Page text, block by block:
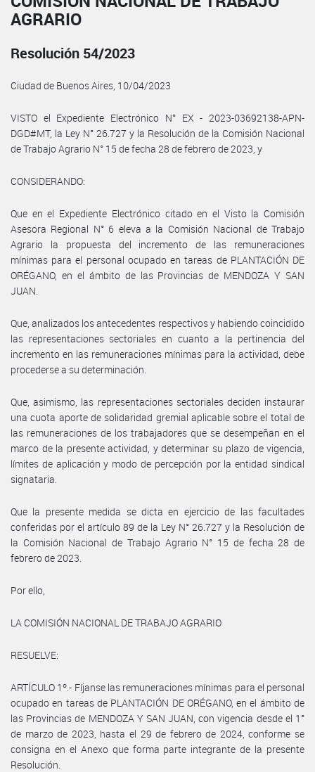
AGRARIO
Resolución 54/2023
Ciudad de Buenos Aires, 10/04/2023
VISTO el Expediente Electrónico N° EX - 2023-03692138-APN-
DGD#MT, la Ley N° 26.727 y la Resolución de la Comisión Nacional
de Trabajo Agrario N° 15 de fecha 28 de febrero de 2023, y
CONSIDERANDO:
Que en el Expediente Electrónico citado en el Visto la Comisión
Asesora Regional N° 6 eleva a la Comisión Nacional de Trabajo
Agrario la propuesta del incremento de las remuneraciones
mínimas para el personal ocupado en tareas de PLANTACIÓN DE
ORÉGANO, en el ámbito de las Provincias de MENDOZA Y SAN
JUAN.
Que, analizados los antecedentes respectivos y habiendo coincidido
las representaciones sectoriales en cuanto a la pertinencia del
incremento en las remuneraciones mínimas para la actividad, debe
procederse a su determinación.
Que, asimismo, las representaciones sectoriales deciden instaurar
una cuota aporte de solidaridad gremial aplicable sobre el total de
las remuneraciones de los trabajadores que se desempeñan en el
marco de la presente actividad, y determinar su plazo de vigencia,
límites de aplicación y modo de percepción por la entidad sindical
signataria.
Que la presente medida se dicta en ejercicio de las facultades
conferidas por el artículo 89 de la Ley N° 26.727 y la Resolución de
la Comisión Nacional de Trabajo Agrario N° 15 de fecha 28 de
febrero de 2023.
Por ello,
LA COMISIÓN NACIONAL DE TRABAJO AGRARIO
RESUELVE:
ARTÍCULO 1º.- Fíjanse las remuneraciones mínimas para el personal
ocupado en tareas de PLANTACIÓN DE ORÉGANO, en el ámbito de
las Provincias de MENDOZA Y SAN JUAN, con vigencia desde el 1°
de marzo de 2023, hasta el 29 de febrero de 2024, conforme se
consigna en el Anexo que forma parte integrante de la presente
Resolución.